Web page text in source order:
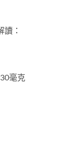
：
毫克